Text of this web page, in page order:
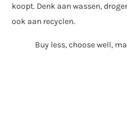
koopt. Denk aan wassen,
ook aan recyclen.
Buy less, choose well,